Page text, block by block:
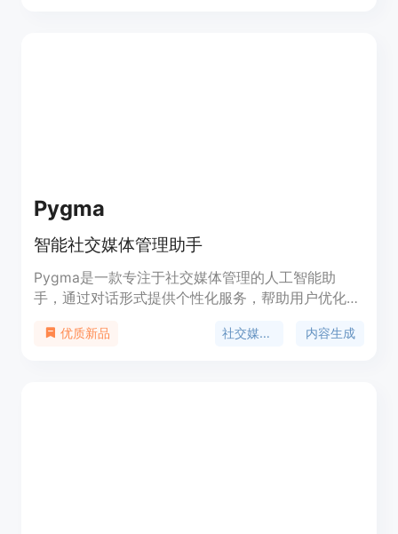
Pygma
智能社交媒体管理助手
Pygma是一款专注于社交媒体管理的人工智能助
手，通过对话形式提供个性化服务，帮助用户优化
响力。优质新品 社交媒体管理 内容生成